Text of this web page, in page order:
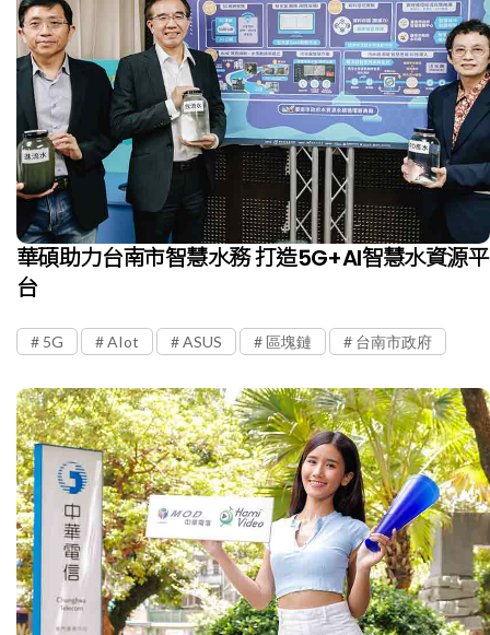
華碩助力台南市智慧水務 打造5G+AI智慧水資源平
台
5G AIot ASUS 區塊鏈 台南市政府